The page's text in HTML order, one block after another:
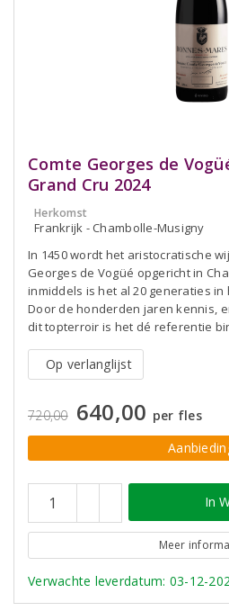
Comte Georges de
Grand Cru 2024
Herkomst
Frankrijk - Chambolle-Musigny
In 1450 wordt het aristocratische
Georges de Vogüé opgericht in
inmiddels is het al 20 generaties
Door de honderden jaren kennis,
dit topterroir is het dé referentie
Op verlanglijst
720,00 640,00 per fles
In
Meer
Verwachte leverdatum: 03-12-